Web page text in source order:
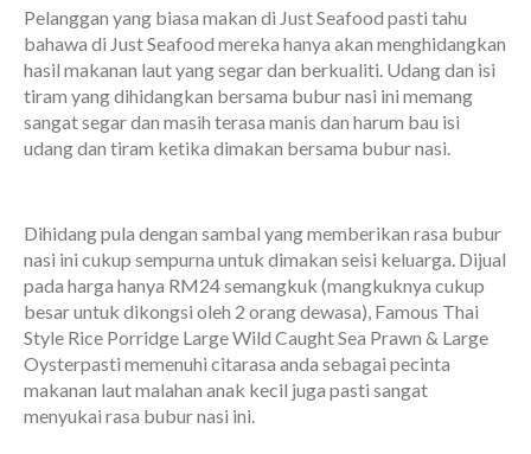
Pelanggan yang biasa makan di Just Seafood pasti tahu
bahawa di Just Seafood mereka hanya akan menghidangkan
hasil makanan laut yang segar dan berkualiti. Udang dan isi
tiram yang dihidangkan bersama bubur nasi ini memang
sangat segar dan masih terasa manis dan harum bau isi
udang dan tiram ketika dimakan bersama bubur nasi.
Dihidang pula dengan sambal yang memberikan rasa bubur
nasi ini cukup sempurna untuk dimakan seisi keluarga. Dijual
pada harga hanya RM24 semangkuk (mangkuknya cukup
besar untuk dikongsi oleh 2 orang dewasa), Famous Thai
Style Rice Porridge Large Wild Caught Sea Prawn & Large
Oysterpasti memenuhi citarasa anda sebagai pecinta
makanan laut malahan anak kecil juga pasti sangat
menyukai rasa bubur nasi ini.